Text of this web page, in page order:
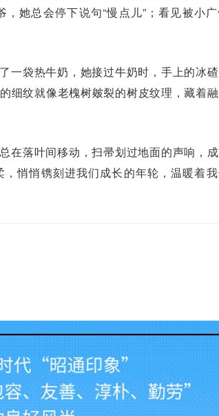
她总会停下说句“慢点儿”；看见被小
一袋热牛奶，她接过牛奶时，手上的冰
细纹就像老槐树皴裂的树皮纹理，藏着
在落叶间移动，扫帚划过地面的声响，
悄悄镌刻进我们成长的年轮，温暖着